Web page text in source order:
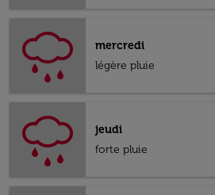
mercredi
légère pluie
jeudi
forte pluie